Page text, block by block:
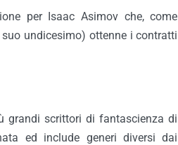
per Isaac Asimov che, come
undicesimo) ottenne i contratti
grandi scrittori di fantascienza di
ed include generi diversi dai